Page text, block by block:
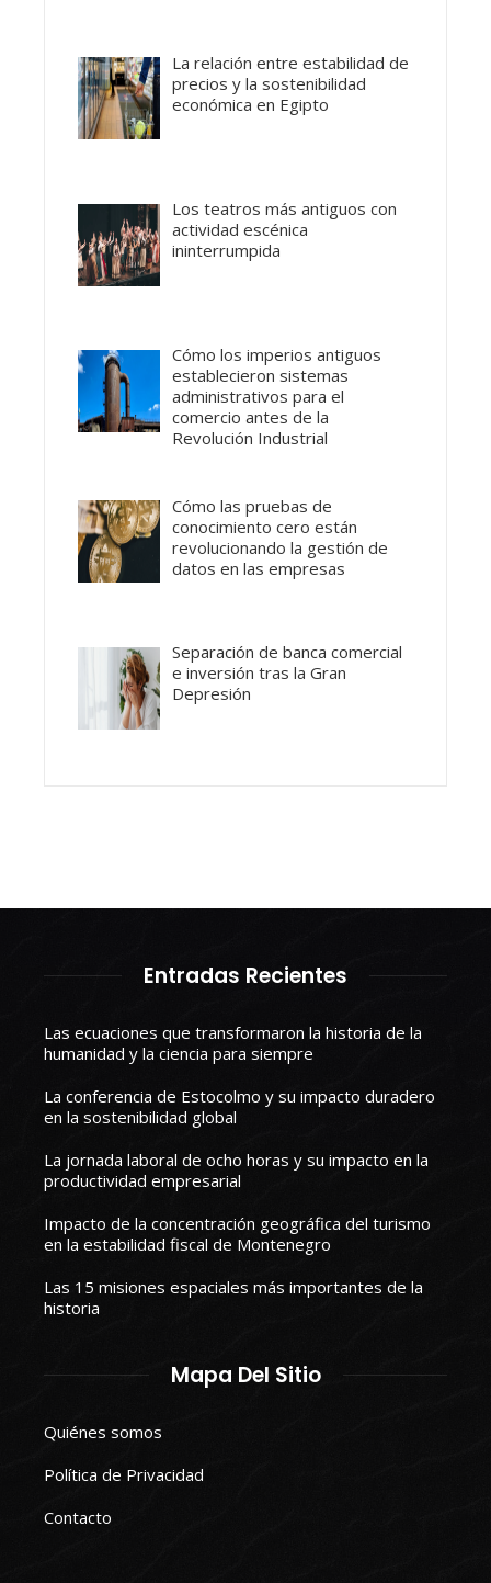
La relación entre estabilidad de
precios y la sostenibilidad
económica en Egipto
Los teatros más antiguos con
actividad escénica
ininterrumpida
Cómo los imperios antiguos
establecieron sistemas
administrativos para el
comercio antes de la
Revolución Industrial
Cómo las pruebas de
conocimiento cero están
revolucionando la gestión de
datos en las empresas
Separación de banca comercial
e inversión tras la Gran
Depresión
Entradas Recientes
Las ecuaciones que transformaron la historia de la
humanidad y la ciencia para siempre
La conferencia de Estocolmo y su impacto duradero
en la sostenibilidad global
La jornada laboral de ocho horas y su impacto en la
productividad empresarial
Impacto de la concentración geográfica del turismo
en la estabilidad fiscal de Montenegro
Las 15 misiones espaciales más importantes de la
historia
Mapa Del Sitio
Quiénes somos
Política de Privacidad
Contacto